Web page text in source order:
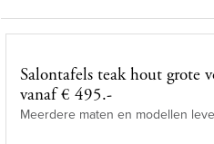
Salontafels teak hout grote
vanaf € 495.-
Meerdere maten en modellen